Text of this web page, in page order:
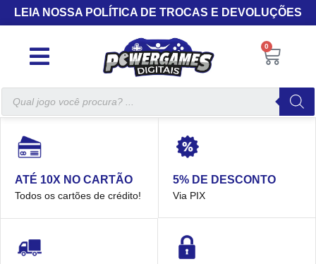
LEIA NOSSA POLÍTICA DE TROCAS E DEVOLUÇÕES
0
ATÉ 10X NO CARTÃO
Todos os cartões de crédito!
5% DE DESCONTO
Via PIX